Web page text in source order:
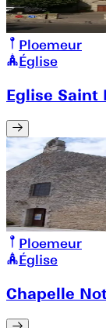
Ploemeur
Église
Eglise Saint
Ploemeur
Église
Chapelle